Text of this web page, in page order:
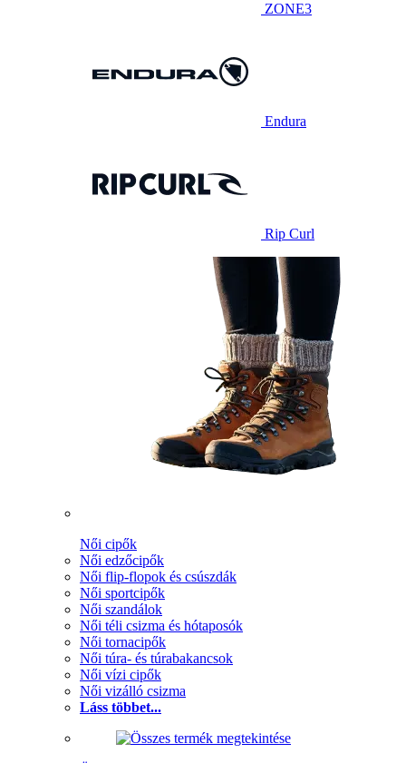
ZONE3
Endura
Rip Curl
Női cipők
Női edzőcipők
Női flip-flopok és csúszdák
Női sportcipők
Női szandálok
Női téli csizma és hótaposók
Női tornacipők
Női túra- és túrabakancsok
Női vízi cipők
Női vizálló csizma
Láss többet...